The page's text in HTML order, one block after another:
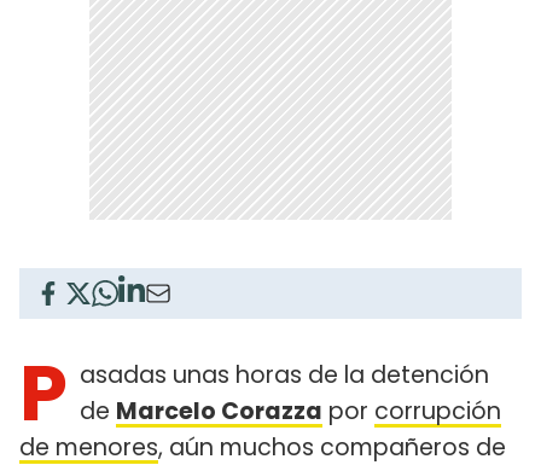
P asadas unas horas de la detención
de Marcelo Corazza por corrupción
de menores, aún muchos compañeros de